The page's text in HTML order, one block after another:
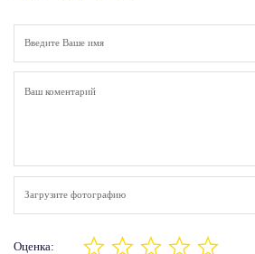
Загрузите фотографию
Оценка: